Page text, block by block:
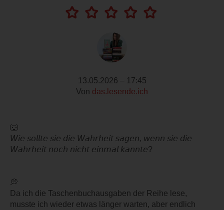
13.05.2026 – 17:45
Von das.lesende.ich
🐺
𝘞𝘪𝘦 𝘴𝘰𝘭𝘭𝘵𝘦 𝘴𝘪𝘦 𝘥𝘪𝘦 𝘞𝘢𝘩𝘳𝘩𝘦𝘪𝘵 𝘴𝘢𝘨𝘦𝘯, 𝘸𝘦𝘯𝘯 𝘴𝘪𝘦 𝘥𝘪𝘦
𝘞𝘢𝘩𝘳𝘩𝘦𝘪𝘵 𝘯𝘰𝘤𝘩 𝘯𝘪𝘤𝘩𝘵 𝘦𝘪𝘯𝘮𝘢𝘭 𝘬𝘢𝘯𝘯𝘵𝘦?
💭
Da ich die Taschenbuchausgaben der Reihe lese,
musste ich wieder etwas länger warten, aber endlich